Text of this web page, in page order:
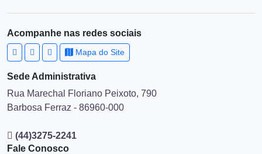
Acompanhe nas redes sociais
Mapa do Site
Sede Administrativa
Rua Marechal Floriano Peixoto, 790
Barbosa Ferraz - 86960-000
(44)3275-2241
Fale Conosco